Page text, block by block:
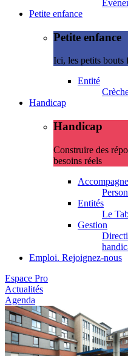
Petite enfance
Petite enfance
Ici, les petits bouts
Entité
Handicap
Handicap
Construire des
besoins réels
Entités
Le
Gestion
Emploi. Rejoignez-nous
Espace Pro
Actualités
Agenda